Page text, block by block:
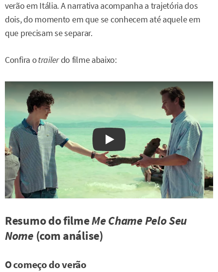
verão em Itália. A narrativa acompanha a trajetória dos
dois, do momento em que se conhecem até aquele em
que precisam se separar.
Confira otrailerdo filme abaixo:
Watch on YouTube
Resumo do filmeMe Chame Pelo Seu
Nome(com análise)
O começo do verão